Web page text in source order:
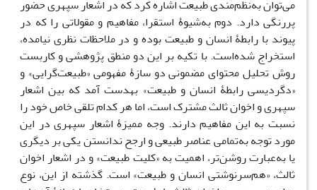
می‌توان به‌نظم‌مندی طبیعت اشاره کرد که در اشعار سپهری حضور
پررنگی دارد. دوم به‌شیوۀ استقرا، مفاهیم و مقولاتی را که در
پیوند با رابطۀ انسان و طبیعت بوده و در ملاحظات نظری نیامده،
استخراج شده‌است. با تکیه بر این دو منطق پژوهشی و کاربست
روش تحلیل محتوای مضمونی دو سازۀ مفهومی «طبیعت‌گرایی» و
«دگردیسی رابطۀ انسان و طبیعت» به­دست آمد که بین اشعار
سپهری و اخوان ثالث مشترک است، اما هر کدام تلقی خاص خود را
نسبت به این مفاهیم دارند. وجه ممیزۀ اشعار سپهری در این
مورد توجه به‌تمامی عناصر طبیعی و ارجح ‌ندانستن یکی بر دیگری
یا به‌عبارت روشن‌تر، اهمیت به «کلیت طبیعت» و در اشعار اخوان
ثالث، «هم‌سرنوشتی انسان و طبیعت» است. گذشته از این، نوع